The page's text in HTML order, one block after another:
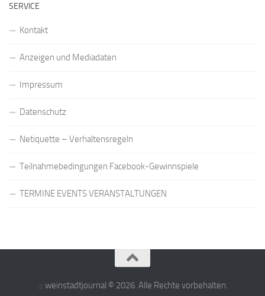
SERVICE
Kontakt
Anzeigen und Mediadaten
Impressum
Datenschutz
Netiquette – Verhaltensregeln
Teilnahmebedingungen Facebook-Gewinnspiele
TERMINE EVENTS VERANSTALTUNGEN
::: weinstadtjournal © 2026. Alle Rechte vorbehalten.